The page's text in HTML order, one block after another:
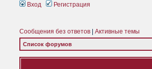
Вход Регистрация
Сообщения без ответов Активные темы
Список форумов